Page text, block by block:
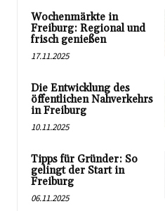
Wochenmärkte in
Freiburg: Regional und
frisch genießen
17.11.2025
Die Entwicklung des
öffentlichen Nahverkehrs
in Freiburg
10.11.2025
Tipps für Gründer: So
gelingt der Start in
Freiburg
06.11.2025